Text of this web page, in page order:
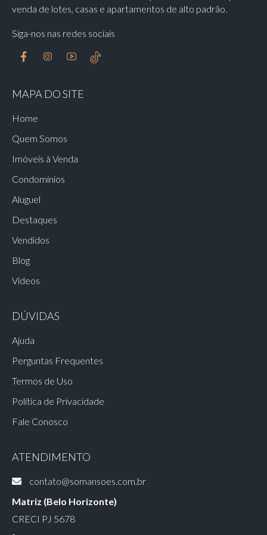
venda de lotes, casas e apartamentos de alto padrão.
Siga-nos nas redes sociais
MAPA DO SITE
Home
Quem Somos
Imóveis à Venda
Condomínios
Aluguel
Destaques
Vendidos
Blog
Vídeos
DÚVIDAS
Ajuda
Perguntas Frequentes
Termos de Uso
Política de Privacidade
Fale Conosco
ATENDIMENTO
contato@somansoes.com.br
Matriz (Belo Horizonte)
CRECI PJ 5678